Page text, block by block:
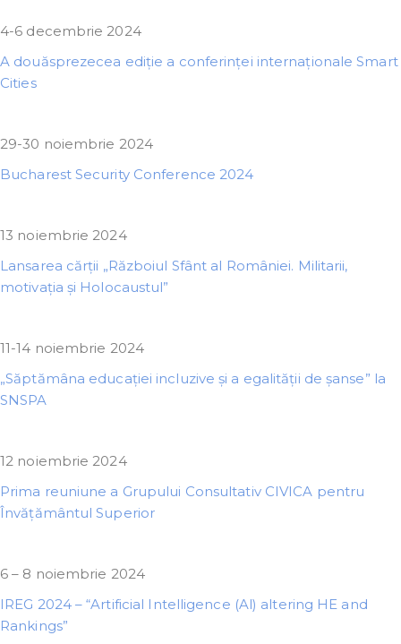
4-6 decembrie 2024
A douăsprezecea ediție a conferinței internaționale Smart
Cities
29-30 noiembrie 2024
Bucharest Security Conference 2024
13 noiembrie 2024
Lansarea cărții „Războiul Sfânt al României. Militarii,
motivația și Holocaustul”
11-14 noiembrie 2024
„Săptămâna educației incluzive și a egalității de șanse” la
SNSPA
12 noiembrie 2024
Prima reuniune a Grupului Consultativ CIVICA pentru
Învățământul Superior
6 – 8 noiembrie 2024
IREG 2024 – “Artificial Intelligence (Al) altering HE and
Rankings”